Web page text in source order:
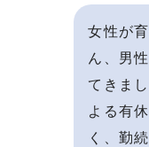
女性が
ん、男
てきま
よる有
く、勤